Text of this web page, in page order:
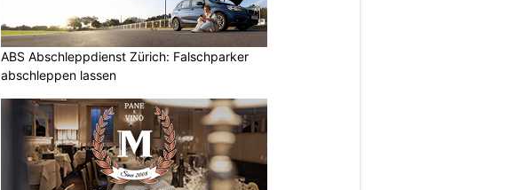
ABS Abschleppdienst Zürich: Falschparker
abschleppen lassen